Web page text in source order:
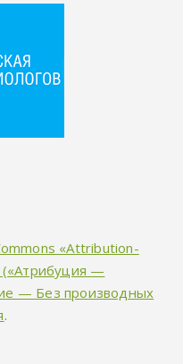
«Attribution-
(«Атрибуция —
— Без производных
.